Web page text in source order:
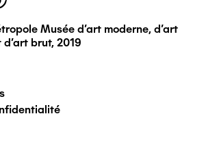
Musée d'art moderne, d'art
brut, 2019